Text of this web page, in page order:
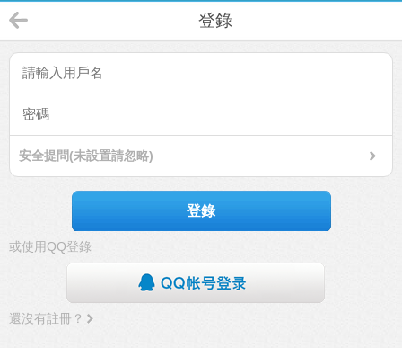
登錄
安全提問(未設置請忽略)
登錄
或使用QQ登錄
還沒有註冊？